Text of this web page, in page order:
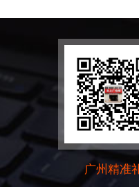
广州精准